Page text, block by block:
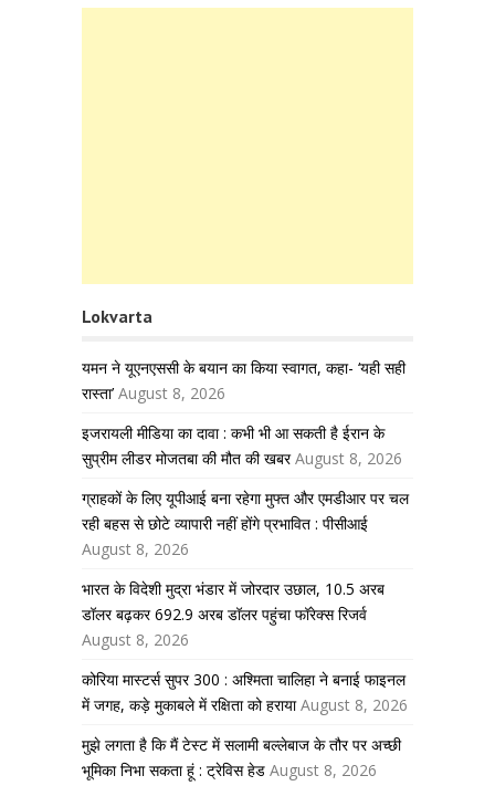
Lokvarta
यमन ने यूएनएससी के बयान का किया स्वागत, कहा- ‘यही सही
रास्ता’ August 8, 2026
इजरायली मीडिया का दावा : कभी भी आ सकती है ईरान के
सुप्रीम लीडर मोजतबा की मौत की खबर August 8, 2026
ग्राहकों के लिए यूपीआई बना रहेगा मुफ्त और एमडीआर पर चल
रही बहस से छोटे व्यापारी नहीं होंगे प्रभावित : पीसीआई
August 8, 2026
भारत के विदेशी मुद्रा भंडार में जोरदार उछाल, 10.5 अरब
डॉलर बढ़कर 692.9 अरब डॉलर पहुंचा फॉरेक्स रिजर्व
August 8, 2026
कोरिया मास्टर्स सुपर 300 : अश्मिता चालिहा ने बनाई फाइनल
में जगह, कड़े मुकाबले में रक्षिता को हराया August 8, 2026
मुझे लगता है कि मैं टेस्ट में सलामी बल्लेबाज के तौर पर अच्छी
भूमिका निभा सकता हूं : ट्रेविस हेड August 8, 2026